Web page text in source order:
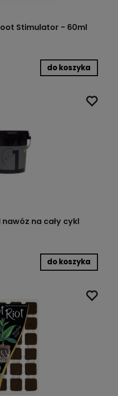
Stimulator - 60ml
do koszyka
nawóz na cały cykl
do koszyka